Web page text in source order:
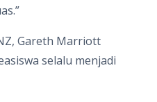
Gareth Marriott
selalu menjadi